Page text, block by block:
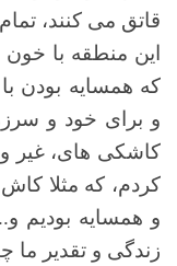
قاتق می کنند،
این منطقه با
که همسایه بودن
و برای خود و
کاشکی های، غیر
کردم، که مثلا
و همسایه بودیم
زندگی و تقدیر ما